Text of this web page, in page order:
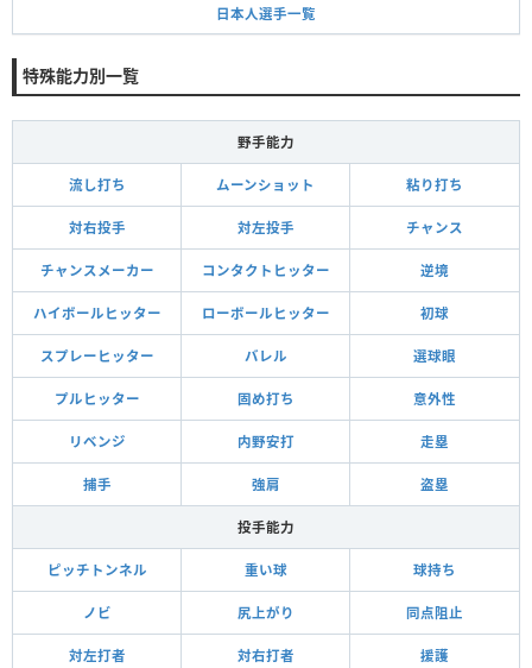
日本人選手一覧
特殊能力別一覧
野手能力
流し打ち ムーンショット 粘り打ち
対右投手 対左投手 チャンス
チャンスメーカー コンタクトヒッター 逆境
ハイボールヒッター ローボールヒッター 初球
スプレーヒッター バレル 選球眼
プルヒッター 固め打ち 意外性
リベンジ 内野安打 走塁
捕手 強肩 盗塁
投手能力
ピッチトンネル 重い球 球持ち
ノビ 尻上がり 同点阻止
対左打者 対右打者 援護